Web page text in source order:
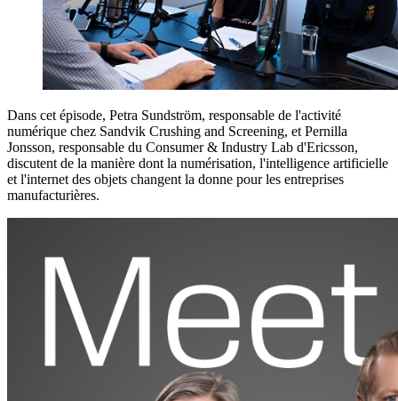
Dans cet épisode, Petra Sundström, responsable de l'activité
numérique chez Sandvik Crushing and Screening, et Pernilla
Jonsson, responsable du Consumer & Industry Lab d'Ericsson,
discutent de la manière dont la numérisation, l'intelligence artificielle
et l'internet des objets changent la donne pour les entreprises
manufacturières.